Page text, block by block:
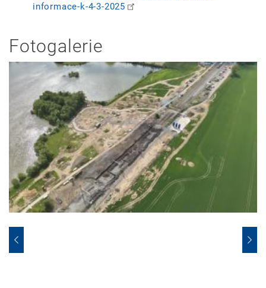
informace-k-4-3-2025
Fotogalerie